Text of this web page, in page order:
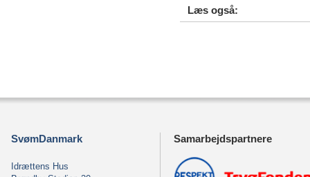
Læs også:
SvømDanmark
Idrættens Hus
Samarbejdspartnere